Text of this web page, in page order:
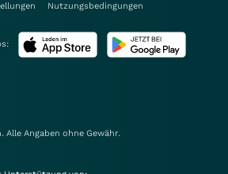
Nutzungsbedingungen
Alle Angaben ohne Gewähr.